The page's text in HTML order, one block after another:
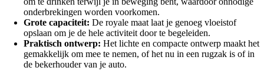
onderbrekingen worden voorkomen.
Grote capaciteit: De royale maat laat je genoeg vloeistof
opslaan om je de hele activiteit door te begeleiden.
Praktisch ontwerp: Het lichte en compacte ontwerp maakt het
gemakkelijk om mee te nemen, of het nu in een rugzak is of in
de bekerhouder van je auto.